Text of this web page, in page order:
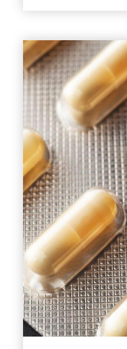
時適口性較差之狀況。